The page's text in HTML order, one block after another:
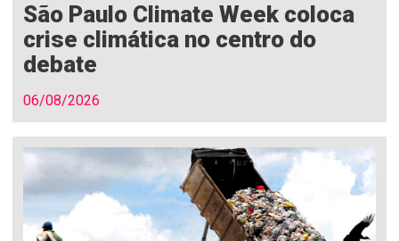
São Paulo Climate Week coloca
crise climática no centro do
debate
06/08/2026